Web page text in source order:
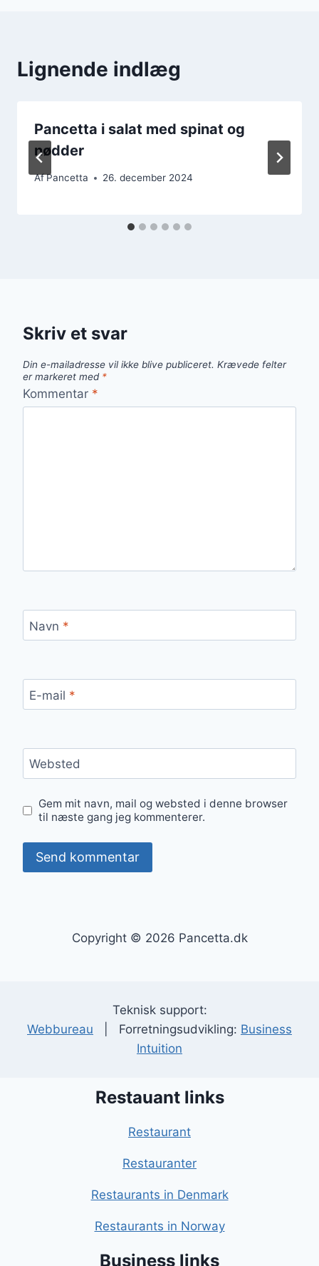
Lignende indlæg
Pancetta i salat med spinat og
nødder
AfPancetta 26. december 2024
Skriv et svar
Din e-mailadresse vil ikke blive publiceret. Krævede felter
er markeret med *
Kommentar *
Navn *
E-mail *
Websted
Gem mit navn, mail og websted i denne browser
til næste gang jeg kommenterer.
Copyright © 2026 Pancetta.dk
Teknisk support:
Webbureau | Forretningsudvikling: Business
Intuition
Restauant links
Restaurant
Restauranter
Restaurants in Denmark
Restaurants in Norway
Business links